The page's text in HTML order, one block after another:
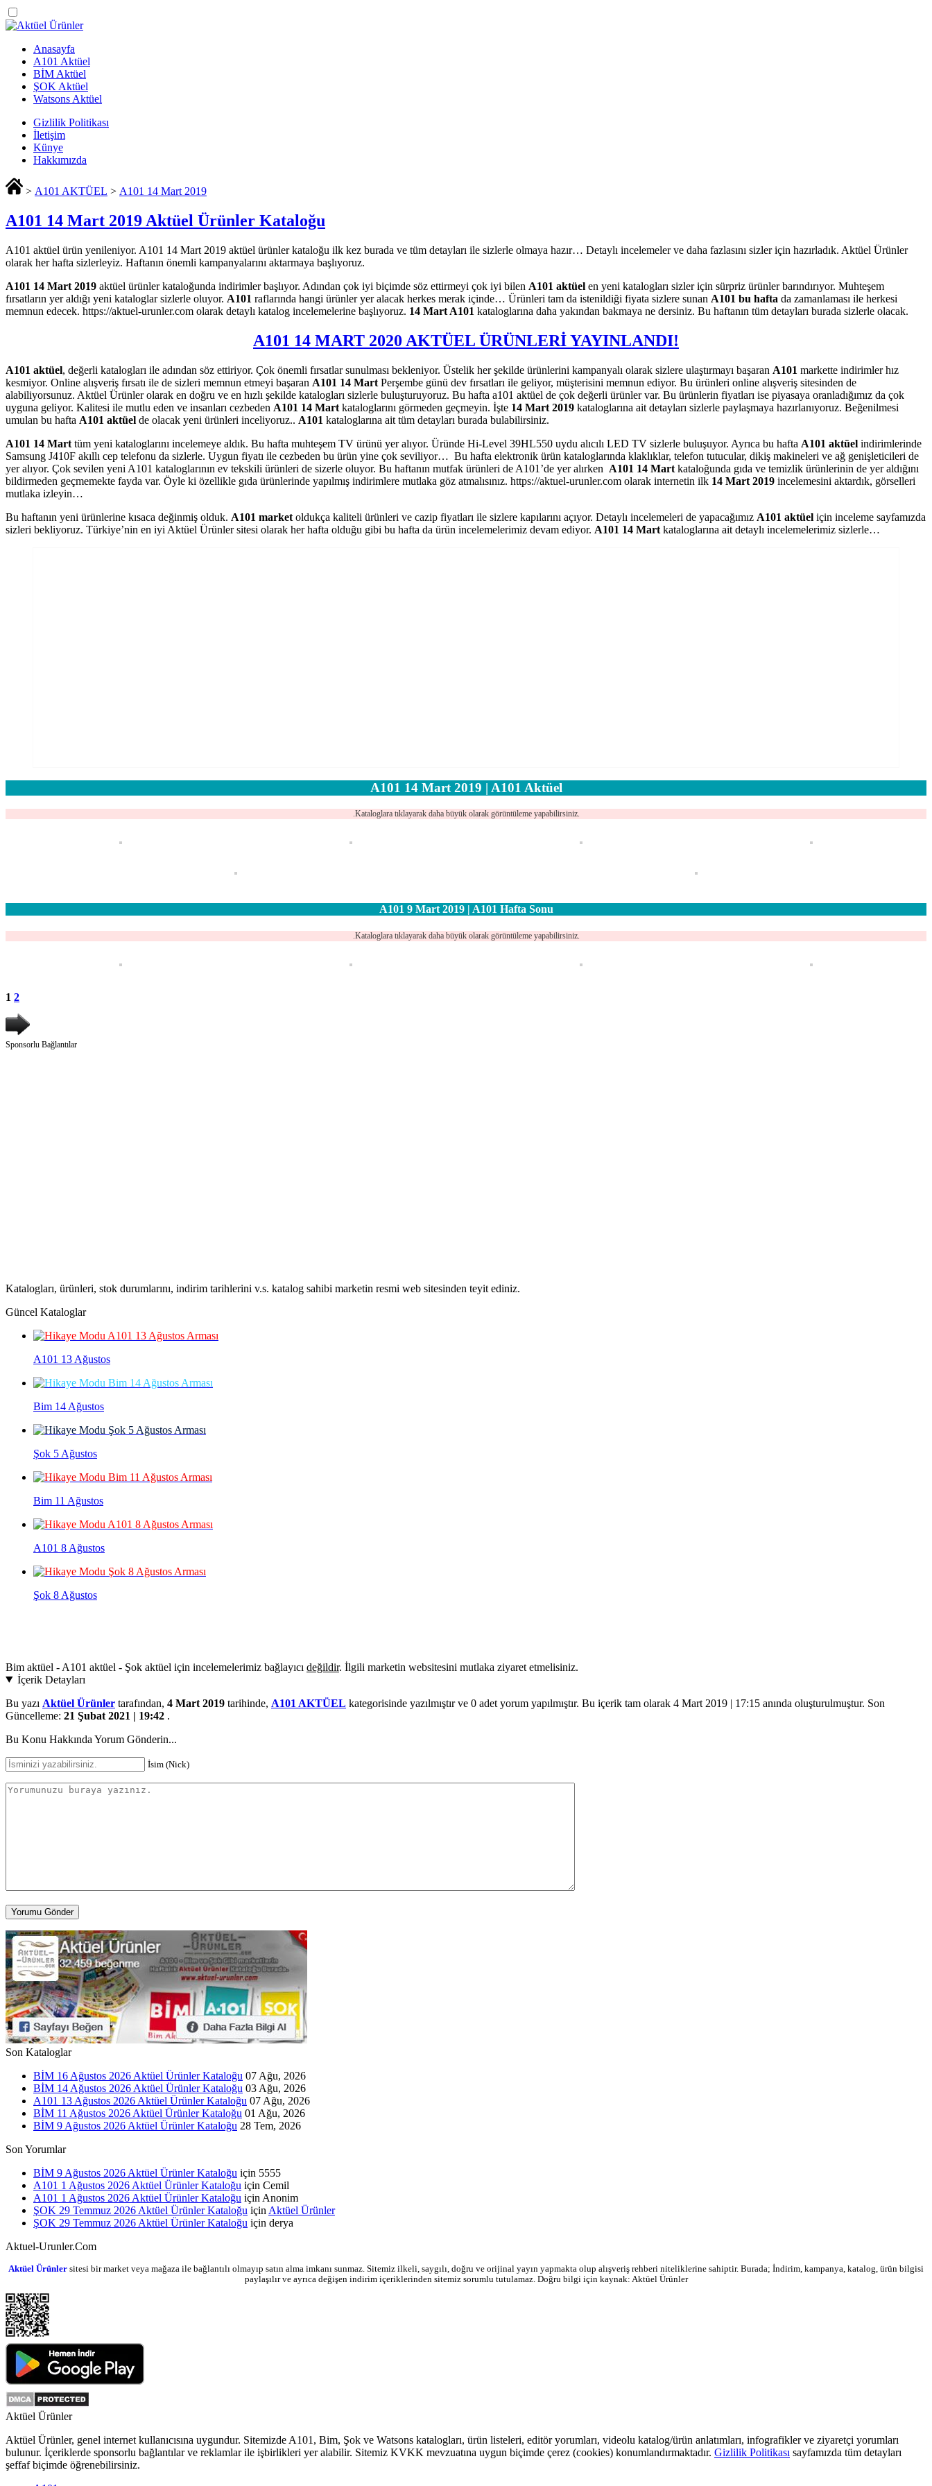
Anasayfa
A101 Aktüel
BİM Aktüel
ŞOK Aktüel
Watsons Aktüel
Gizlilik Politikası
İletişim
Künye
Hakkımızda
> A101 AKTÜEL > A101 14 Mart 2019
A101 14 Mart 2019 Aktüel Ürünler Kataloğu
A101 aktüel ürün yenileniyor. A101 14 Mart 2019 aktüel ürünler kataloğu ilk kez burada ve tüm detayları ile sizlerle olmaya hazır… Detaylı incelemeler ve daha fazlasını sizler için hazırladık. Aktüel Ürünler
olarak her hafta sizlerleyiz. Haftanın önemli kampanyalarını aktarmaya başlıyoruz.
A101 14 Mart 2019 aktüel ürünler kataloğunda indirimler başlıyor. Adından çok iyi biçimde söz ettirmeyi çok iyi bilen A101 aktüel en yeni katalogları sizler için sürpriz ürünler barındırıyor. Muhteşem
fırsatların yer aldığı yeni kataloglar sizlerle oluyor. A101 raflarında hangi ürünler yer alacak herkes merak içinde… Ürünleri tam da istenildiği fiyata sizlere sunan A101 bu hafta da zamanlaması ile herkesi
memnun edecek. https://aktuel-urunler.com olarak detaylı katalog incelemelerine başlıyoruz. 14 Mart A101 kataloglarına daha yakından bakmaya ne dersiniz. Bu haftanın tüm detayları burada sizlerle olacak.
A101 14 MART 2020 AKTÜEL ÜRÜNLERİ YAYINLANDI!
A101 aktüel, değerli katalogları ile adından söz ettiriyor. Çok önemli fırsatlar sunulması bekleniyor. Üstelik her şekilde ürünlerini kampanyalı olarak sizlere ulaştırmayı başaran A101 markette indirimler hız
kesmiyor. Online alışveriş fırsatı ile de sizleri memnun etmeyi başaran A101 14 Mart Perşembe günü dev fırsatları ile geliyor, müşterisini memnun ediyor. Bu ürünleri online alışveriş sitesinden de
alabiliyorsunuz. Aktüel Ürünler olarak en doğru ve en hızlı şekilde katalogları sizlerle buluşturuyoruz. Bu hafta a101 aktüel de çok değerli ürünler var. Bu ürünlerin fiyatları ise piyasaya oranladığımız da çok
uyguna geliyor. Kalitesi ile mutlu eden ve insanları cezbeden A101 14 Mart kataloglarını görmeden geçmeyin. İşte 14 Mart 2019 kataloglarına ait detayları sizlerle paylaşmaya hazırlanıyoruz. Beğenilmesi
umulan bu hafta A101 aktüel de olacak yeni ürünleri inceliyoruz.. A101 kataloglarına ait tüm detayları burada bulabilirsiniz.
A101 14 Mart tüm yeni kataloglarını incelemeye aldık. Bu hafta muhteşem TV ürünü yer alıyor. Üründe Hi-Level 39HL550 uydu alıcılı LED TV sizlerle buluşuyor. Ayrıca bu hafta A101 aktüel indirimlerinde
Samsung J410F akıllı cep telefonu da sizlerle. Uygun fiyatı ile cezbeden bu ürün yine çok seviliyor… Bu hafta elektronik ürün kataloglarında klaklıklar, telefon tutucular, dikiş makineleri ve ağ genişleticileri de
yer alıyor. Çok sevilen yeni A101 kataloglarının ev tekskili ürünleri de sizerle oluyor. Bu haftanın mutfak ürünleri de A101’de yer alırken A101 14 Mart kataloğunda gıda ve temizlik ürünlerinin de yer aldığını
bildirmeden geçmemekte fayda var. Öyle ki özellikle gıda ürünlerinde yapılmış indirimlere mutlaka göz atmalısınız. https://aktuel-urunler.com olarak internetin ilk 14 Mart 2019 incelemesini aktardık, görselleri
mutlaka izleyin…
Bu haftanın yeni ürünlerine kısaca değinmiş olduk. A101 market oldukça kaliteli ürünleri ve cazip fiyatları ile sizlere kapılarını açıyor. Detaylı incelemeleri de yapacağımız A101 aktüel için inceleme sayfamızda
sizleri bekliyoruz. Türkiye’nin en iyi Aktüel Ürünler sitesi olarak her hafta olduğu gibi bu hafta da ürün incelemelerimiz devam ediyor. A101 14 Mart kataloglarına ait detaylı incelemelerimiz sizlerle…
A101 14 Mart 2019 | A101 Aktüel
.Kataloglara tıklayarak daha büyük olarak görüntüleme yapabilirsiniz.
A101 9 Mart 2019 | A101 Hafta Sonu
.Kataloglara tıklayarak daha büyük olarak görüntüleme yapabilirsiniz.
1 2
Sponsorlu Bağlantılar
Katalogları, ürünleri, stok durumlarını, indirim tarihlerini v.s. katalog sahibi marketin resmi web sitesinden teyit ediniz.
Güncel Kataloglar
A101 13 Ağustos
Bim 14 Ağustos
Şok 5 Ağustos
Bim 11 Ağustos
A101 8 Ağustos
Şok 8 Ağustos
Bim aktüel - A101 aktüel - Şok aktüel için incelemelerimiz bağlayıcı değildir. İlgili marketin websitesini mutlaka ziyaret etmelisiniz.
İçerik Detayları
Bu yazı Aktüel Ürünler tarafından, 4 Mart 2019 tarihinde, A101 AKTÜEL kategorisinde yazılmıştır ve 0 adet yorum yapılmıştır. Bu içerik tam olarak 4 Mart 2019 | 17:15 anında oluşturulmuştur. Son
Güncelleme: 21 Şubat 2021 | 19:42 .
Bu Konu Hakkında Yorum Gönderin...
İsim (Nick)
Yorumu Gönder
Son Kataloglar
BİM 16 Ağustos 2026 Aktüel Ürünler Kataloğu 07 Ağu, 2026
BİM 14 Ağustos 2026 Aktüel Ürünler Kataloğu 03 Ağu, 2026
A101 13 Ağustos 2026 Aktüel Ürünler Kataloğu 07 Ağu, 2026
BİM 11 Ağustos 2026 Aktüel Ürünler Kataloğu 01 Ağu, 2026
BİM 9 Ağustos 2026 Aktüel Ürünler Kataloğu 28 Tem, 2026
Son Yorumlar
BİM 9 Ağustos 2026 Aktüel Ürünler Kataloğu için 5555
A101 1 Ağustos 2026 Aktüel Ürünler Kataloğu için Cemil
A101 1 Ağustos 2026 Aktüel Ürünler Kataloğu için Anonim
ŞOK 29 Temmuz 2026 Aktüel Ürünler Kataloğu için Aktüel Ürünler
ŞOK 29 Temmuz 2026 Aktüel Ürünler Kataloğu için derya
Aktuel-Urunler.Com
Aktüel Ürünler sitesi bir market veya mağaza ile bağlantılı olmayıp satın alma imkanı sunmaz. Sitemiz ilkeli, saygılı, doğru ve orijinal yayın yapmakta olup alışveriş rehberi niteliklerine sahiptir. Burada; İndirim, kampanya, katalog, ürün bilgisi
paylaşılır ve ayrıca değişen indirim içeriklerinden sitemiz sorumlu tutulamaz. Doğru bilgi için kaynak: Aktüel Ürünler
Aktüel Ürünler
Aktüel Ürünler, genel internet kullanıcısına uygundur. SitemizdeA101, Bim, Şok ve Watsons katalogları, ürün listeleri, editör yorumları, videolu katalog/ürün anlatımları, infografikler ve ziyaretçi yorumları
bulunur. İçeriklerde sponsorlu bağlantılar ve reklamlar ile işbirlikleri yer alabilir. Sitemiz KVKK mevzuatına uygun biçimde çerez (cookies) konumlandırmaktadır. Gizlilik Politikası sayfamızda tüm detayları
şeffaf biçimde öğrenebilirsiniz.